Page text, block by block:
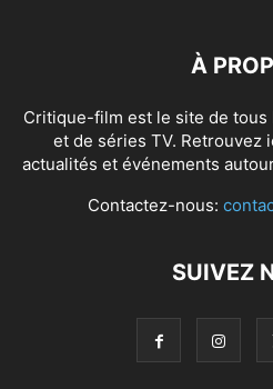
À
Critique-film est le site de tous
et de séries TV. Retrouvez
actualités et événements
Contactez-nous:
SUIVEZ